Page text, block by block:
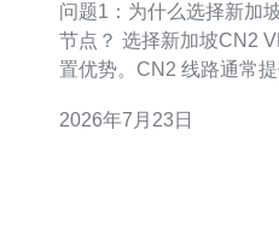
问题1：为什么选择新加
节点？ 选择新加坡CN2
置优势。CN2 线路通常
纽，访问东南亚、澳大利
2026年7月23日